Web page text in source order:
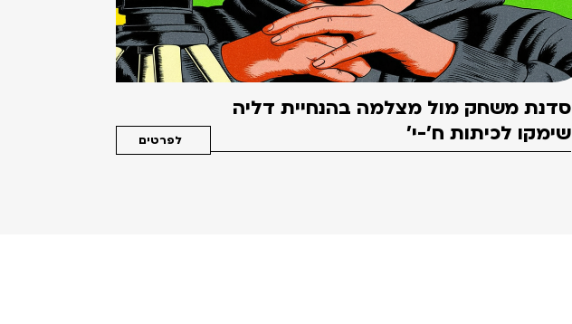
סדנת משחק מול מצלמה בהנחיית דליה
שימקו לכיתות ח'-י'
לפרטים